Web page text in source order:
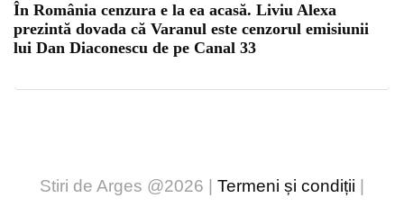
În România cenzura e la ea acasă. Liviu Alexa
prezintă dovada că Varanul este cenzorul emisiunii
lui Dan Diaconescu de pe Canal 33
Stiri de Arges @2026 | Termeni și condiții